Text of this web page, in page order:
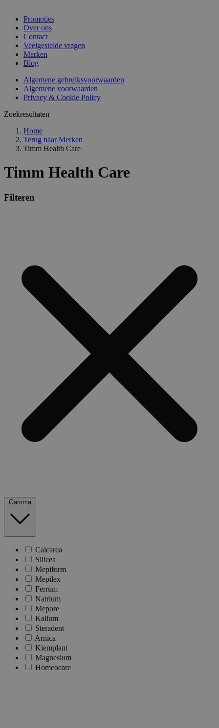
Promoties
Over ons
Contact
Veelgestelde vragen
Merken
Blog
Algemene gebruiksvoorwaarden
Algemene voorwaarden
Privacy & Cookie Policy
Zoekresultaten
Home
Terug naar Merken
Timm Health Care
Timm Health Care
Filteren
Gamma
Calcarea
Silicea
Mepiform
Mepilex
Ferrum
Natrium
Mepore
Kalium
Steradent
Arnica
Kiemplant
Magnesium
Homeocare